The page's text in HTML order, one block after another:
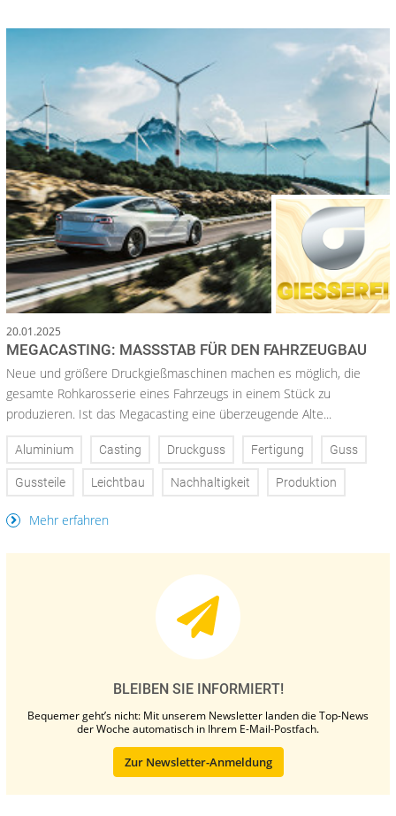
20.01.2025
MEGACASTING: MASSSTAB FÜR DEN FAHRZEUGBAU
Neue und größere Druckgießmaschinen machen es möglich, die
gesamte Rohkarosserie eines Fahrzeugs in einem Stück zu
produzieren. Ist das Megacasting eine überzeugende Alte...
Aluminium Casting Druckguss Fertigung Guss
Gussteile Leichtbau Nachhaltigkeit Produktion
Mehr erfahren
BLEIBEN SIE INFORMIERT!
Bequemer geht’s nicht: Mit unserem Newsletter landen die Top-News
der Woche automatisch in Ihrem E-Mail-Postfach.
Zur Newsletter-Anmeldung